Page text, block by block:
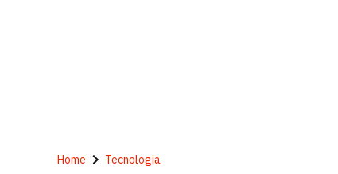
Home Tecnologia